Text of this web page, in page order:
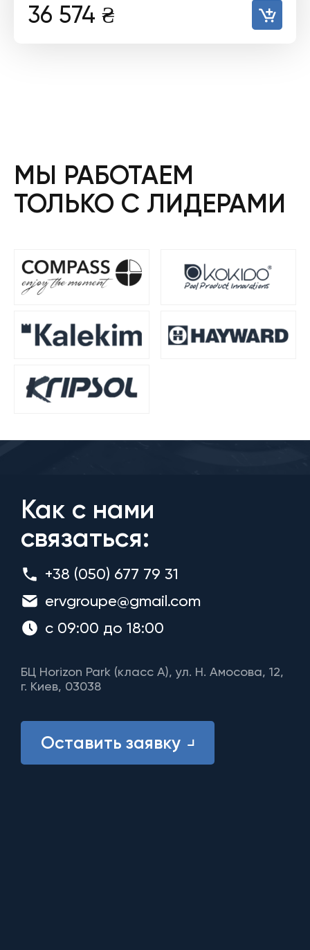
36 574 ₴
МЫ РАБОТАЕМ
ТОЛЬКО С ЛИДЕРАМИ
Как с нами
связаться:
+38 (050) 677 79 31
ervgroupe@gmail.com
с 09:00 до 18:00
БЦ Horizon Park (класс A), ул. Н. Амосова, 12,
г. Киев, 03038
Оставить заявку